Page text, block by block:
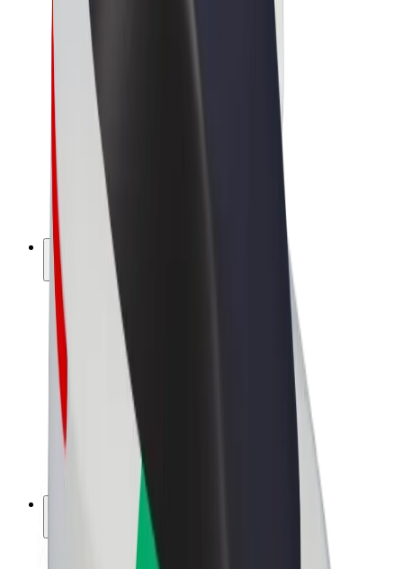
Kelionės
Paspirtukai
„Bolt Market“
„Bolt Food“
„Bolt Drive“
„Bolt for Business“
El. dviračiai
„Bolt Plus“
Užsidirbkite su „Bolt“
Vairuotojai
Vairuotojo pajamos
Kurjeriai
Kurjerio pajamos
„Bolt Food“ restoranai ir parduotuvės
Automobilių nuomos parkai